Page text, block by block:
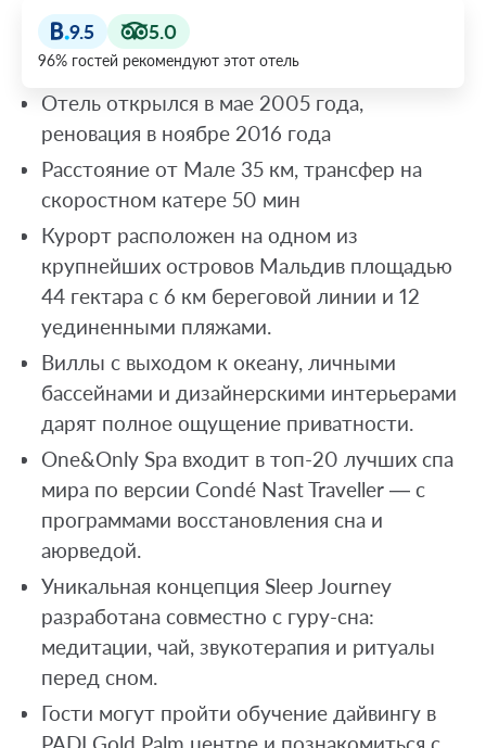
9.5 5.0
96% гостей рекомендуют этот отель
Отель открылся в мае 2005 года,
реновация в ноябре 2016 года
Расстояние от Мале 35 км, трансфер на
скоростном катере 50 мин
Курорт расположен на одном из
крупнейших островов Мальдив площадью
44 гектара с 6 км береговой линии и 12
уединенными пляжами.
Виллы с выходом к океану, личными
бассейнами и дизайнерскими интерьерами
дарят полное ощущение приватности.
One&Only Spa входит в топ-20 лучших спа
мира по версии Condé Nast Traveller — с
программами восстановления сна и
аюрведой.
Уникальная концепция Sleep Journey
разработана совместно с гуру-сна:
медитации, чай, звукотерапия и ритуалы
перед сном.
Гости могут пройти обучение дайвингу в